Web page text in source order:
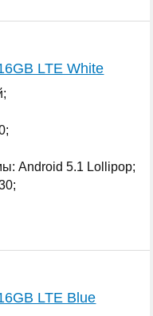
LTE White
Android 5.1 Lollipop;
LTE Blue